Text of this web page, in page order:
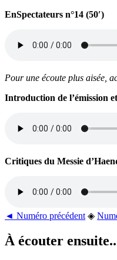
EnSpectateurs n°14 (50′)
Pour une écoute plus aisée,
Introduction de l’émission
Critiques du Messie
◄ Numéro précédent ◈
À écouter